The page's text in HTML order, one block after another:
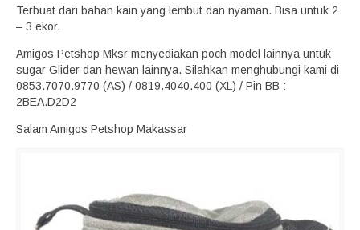
Terbuat dari bahan kain yang lembut dan nyaman. Bisa untuk 2
– 3 ekor.
Amigos Petshop Mksr menyediakan poch model lainnya untuk
sugar Glider dan hewan lainnya. Silahkan menghubungi kami di
0853.7070.9770 (AS) / 0819.4040.400 (XL) / Pin BB :
2BEA.D2D2
Salam Amigos Petshop Makassar